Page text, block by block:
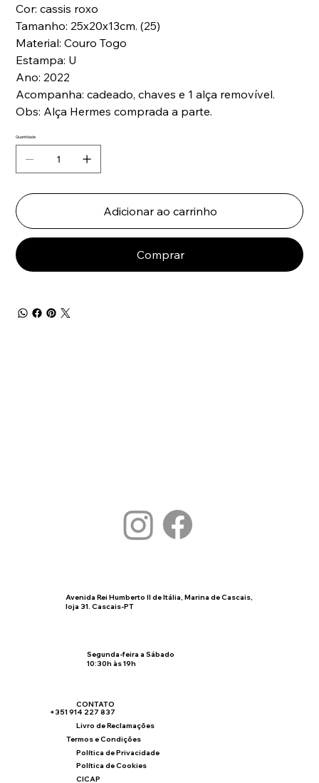
Cor: cassis roxo
Tamanho: 25x20x13cm. (25)
Material: Couro Togo
Estampa: U
Ano: 2022
Acompanha: cadeado, chaves e 1 alça removível.
Obs: Alça Hermes comprada a parte.
Quantidade
Adicionar ao carrinho
Comprar
CONTATO
+351 914 227 837
Livro de Reclamações
Termos e Condições
Política de Privacidade
Política de Cookies
CICAP
Avenida Rei Humberto II de Itália, Marina de Cascais,
loja 31. Cascais-PT
Segunda-feira a Sábado
10:30h às 19h